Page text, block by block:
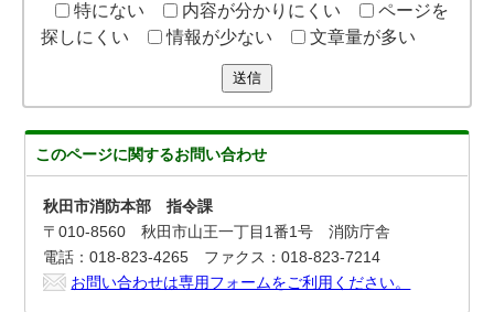
特にない
内容が分かりにくい
ページを
探しにくい
情報が少ない 文章量が多い
送信
このページに関するお問い合わせ
秋田市消防本部 指令課
〒010-8560 秋田市山王一丁目1番1号 消防庁舎
電話：018-823-4265 ファクス：018-823-7214
お問い合わせは専用フォームをご利用ください。